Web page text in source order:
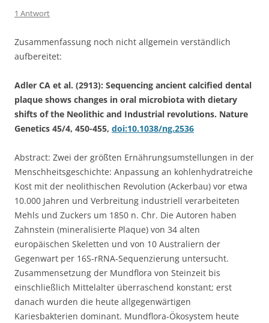
1 Antwort
Zusammenfassung noch nicht allgemein verständlich
aufbereitet:
Adler CA et al. (2913): Sequencing ancient calcified dental
plaque shows changes in oral microbiota with dietary
shifts of the Neolithic and Industrial revolutions. Nature
Genetics 45/4, 450-455, doi:10.1038/ng.2536
Abstract: Zwei der größten Ernährungsumstellungen in der
Menschheitsgeschichte: Anpassung an kohlenhydratreiche
Kost mit der neolithischen Revolution (Ackerbau) vor etwa
10.000 Jahren und Verbreitung industriell verarbeiteten
Mehls und Zuckers um 1850 n. Chr. Die Autoren haben
Zahnstein (mineralisierte Plaque) von 34 alten
europäischen Skeletten und von 10 Australiern der
Gegenwart per 16S-rRNA-Sequenzierung untersucht.
Zusammensetzung der Mundflora von Steinzeit bis
einschließlich Mittelalter überraschend konstant; erst
danach wurden die heute allgegenwärtigen
Kariesbakterien dominant. Mundflora-Ökosystem heute